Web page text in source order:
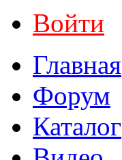
Войти
Главная
Форум
Каталог